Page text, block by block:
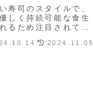
寿司のスタイルで、
しく持続可能な食生
るため注目されてい
2024.11.05